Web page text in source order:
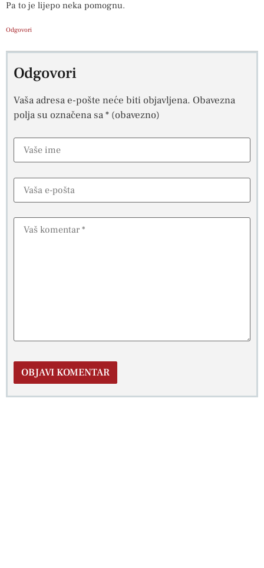
Pa to je lijepo neka pomognu.
Odgovori
Odgovori
Vaša adresa e-pošte neće biti objavljena. Obavezna
polja su označena sa* (obavezno)